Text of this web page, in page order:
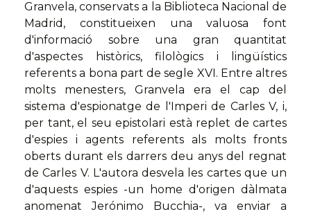
Granvela, conservats a la Biblioteca Nacional de
Madrid, constitueixen una valuosa font
d'informació sobre una gran quantitat
d'aspectes històrics, filològics i lingüístics
referents a bona part de segle XVI. Entre altres
molts menesters, Granvela era el cap del
sistema d'espionatge de l'Imperi de Carles V, i,
per tant, el seu epistolari està replet de cartes
d'espies i agents referents als molts fronts
oberts durant els darrers deu anys del regnat
de Carles V. L'autora desvela les cartes que un
d'aquests espies -un home d'origen dàlmata
anomenat Jerónimo Bucchia-, va enviar a